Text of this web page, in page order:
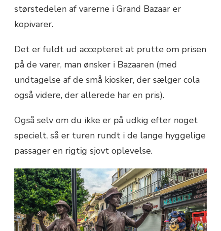
størstedelen af varerne i Grand Bazaar er
kopivarer.
Det er fuldt ud accepteret at prutte om prisen
på de varer, man ønsker i Bazaaren (med
undtagelse af de små kiosker, der sælger cola
også videre, der allerede har en pris).
Også selv om du ikke er på udkig efter noget
specielt, så er turen rundt i de lange hyggelige
passager en rigtig sjovt oplevelse.